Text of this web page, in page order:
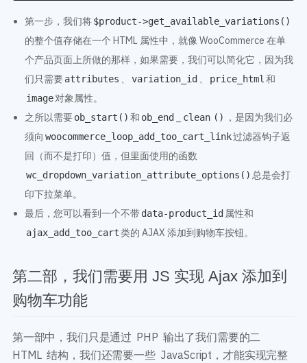
第一步，我们将$product->get_available_variations()
的整个值存储在一个 HTML 属性中，就像 WooCommerce 在单
个产品页面上所做的那样，如果需要，我们可以简化它，因为我
们只需要attributes 、 variation_id 、 price_html 和
image对象属性。
之所以需要ob_start() 和 ob_end clean ()
，是因为我们必
须向 woocommerce_loop_add_too_cart_link过滤器钩子返
回（而不是打印）值，但里面使用的函数
wc_dropdown_variation_attribute_options() 总是会打
印下拉菜单。
最后，您可以看到一个不带 data-product_id 属性和
ajax_add_too_cart类的 AJAX 添加到购物车按钮。
第二部，我们需要用 JS 实现 Ajax 添加到
购物车功能
第一部中，我们只是通过 PHP 输出了我们需要的二
HTML 结构，我们还需要一些 JavaScript，才能实现完整